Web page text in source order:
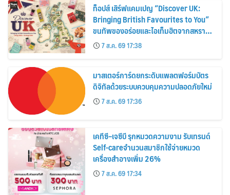
ท็อปส์ เสิร์ฟแคมเปญ “Discover UK:
Bringing British Favourites to You”
ขนทัพของอร่อยและไอเท็มฮิตจากสหราช
อาณาจักร ส่งตรงถึงมือตั้งแต่วันนี้ – 18
สิงหาคมนี้
7 ส.ค. 69 17:38
มาสเตอร์การ์ดยกระดับแพลตฟอร์มบัตร
ดิจิทัลด้วยระบบควบคุมความปลอดภัยใหม่
7 ส.ค. 69 17:36
เคทีซี–เจซีบี รุกหมวดความงาม รับเทรนด์
Self-careจำนวนสมาชิกใช้จ่ายหมวด
เครื่องสำอางเพิ่ม 26%
7 ส.ค. 69 17:34